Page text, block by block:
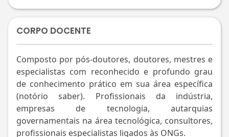
CORPO DOCENTE
Composto por pós-doutores, doutores, mestres e
especialistas com reconhecido e profundo grau
de conhecimento prático em sua área específica
(notório saber). Profissionais da indústria,
empresas de tecnologia, autarquias
governamentais na área tecnológica, consultores,
profissionais especialistas ligados às ONGs.